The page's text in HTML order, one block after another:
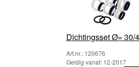
Dichtingsset Ø= 30/
Art.nr.: 120676
Geldig vanaf: 12-2017